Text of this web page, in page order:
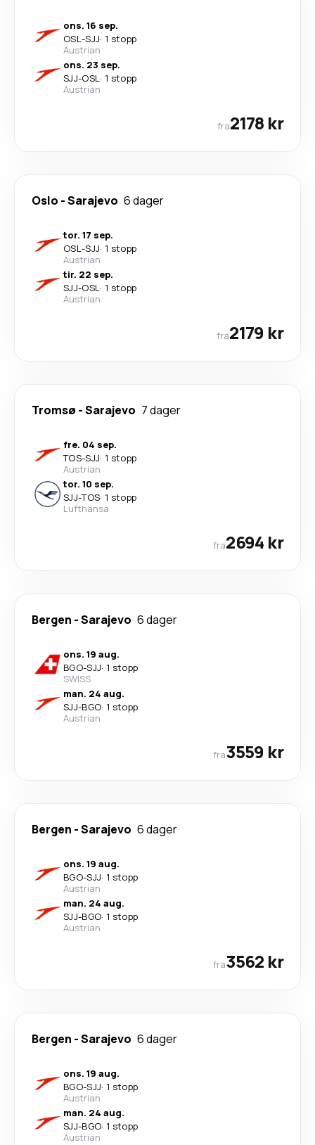
ons. 16 sep.
OSL-SJJ· 1 stopp
Austrian
ons. 23 sep.
SJJ-OSL· 1 stopp
Austrian
fra2178 kr
Oslo -Sarajevo 6 dager
tor. 17 sep.
OSL-SJJ· 1 stopp
Austrian
tir. 22 sep.
SJJ-OSL· 1 stopp
Austrian
fra2179 kr
Tromsø -Sarajevo 7 dager
fre. 04 sep.
TOS-SJJ· 1 stopp
Austrian
tor. 10 sep.
SJJ-TOS· 1 stopp
Lufthansa
fra2694 kr
Bergen -Sarajevo 6 dager
ons. 19 aug.
BGO-SJJ· 1 stopp
SWISS
man. 24 aug.
SJJ-BGO· 1 stopp
Austrian
fra3559 kr
Bergen -Sarajevo 6 dager
ons. 19 aug.
BGO-SJJ· 1 stopp
Austrian
man. 24 aug.
SJJ-BGO· 1 stopp
Austrian
fra3562 kr
Bergen -Sarajevo 6 dager
ons. 19 aug.
BGO-SJJ· 1 stopp
Austrian
man. 24 aug.
SJJ-BGO· 1 stopp
Austrian